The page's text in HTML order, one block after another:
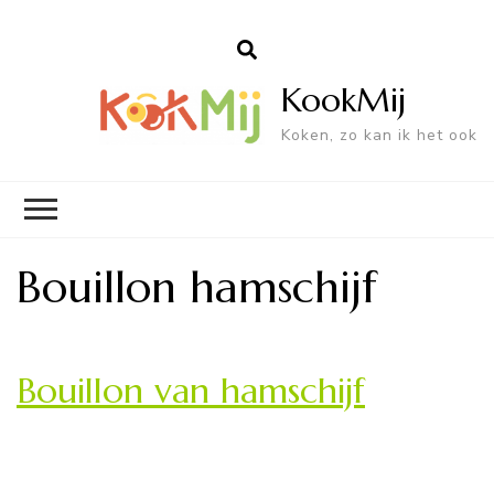
KookMij
Koken, zo kan ik het ook
Bouillon hamschijf
Bouillon van hamschijf